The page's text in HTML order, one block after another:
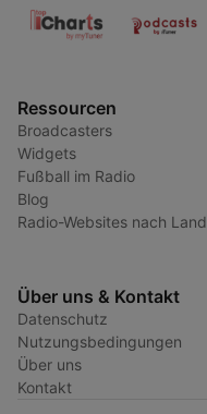
Ressourcen
Broadcasters
Widgets
Fußball im Radio
Blog
Radio-Websites nach Land
Über uns & Kontakt
Datenschutz
Nutzungsbedingungen
Über uns
Kontakt